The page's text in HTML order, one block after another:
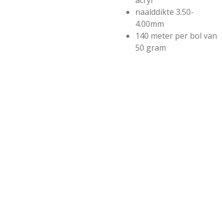
naalddikte 3.50-
4.00mm
140 meter per bol van
50 gram